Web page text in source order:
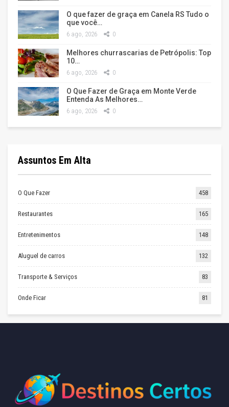
O que fazer de graça em Canela RS Tudo o
que você…
6 ago, 2026 0
Melhores churrascarias de Petrópolis: Top
10…
6 ago, 2026 0
O Que Fazer de Graça em Monte Verde
Entenda As Melhores…
6 ago, 2026 0
Assuntos Em Alta
O Que Fazer 458
Restaurantes 165
Entretenimentos 148
Aluguel de carros 132
Transporte & Serviços 83
Onde Ficar 81